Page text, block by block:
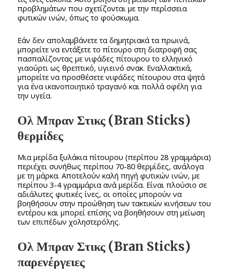
προβλημάτων που σχετίζονται με την περίσσεια
φυτικών ινών, όπως το φούσκωμα.
Εάν δεν απολαμβάνετε τα δημητριακά τα πρωινά,
μπορείτε να εντάξετε το πίτουρο στη διατροφή σας
πασπαλίζοντας με νιφάδες πίτουρου το ελληνικό
γιαούρτι ως θρεπτικό, υγιεινό σνακ. Εναλλακτικά,
μπορείτε να προσθέσετε νιφάδες πίτουρου στα ψητά
για ένα ικανοποιητικό τραγανό και πολλά οφέλη για
την υγεία.
Ολ Μπραν Στικς (Bran Sticks)
θερμίδες
Μια μερίδα ξυλάκια πίτουρου (περίπου 28 γραμμάρια)
περιέχει συνήθως περίπου 70-80 θερμίδες, ανάλογα
με τη μάρκα. Αποτελούν καλή πηγή φυτικών ινών, με
περίπου 3-4 γραμμάρια ανά μερίδα. Είναι πλούσιο σε
αδιάλυτες φυτικές ίνες, οι οποίες μπορούν να
βοηθήσουν στην προώθηση των τακτικών κινήσεων του
εντέρου και μπορεί επίσης να βοηθήσουν στη μείωση
των επιπέδων χοληστερόλης.
Ολ Μπραν Στικς (Bran Sticks)
παρενέργειες